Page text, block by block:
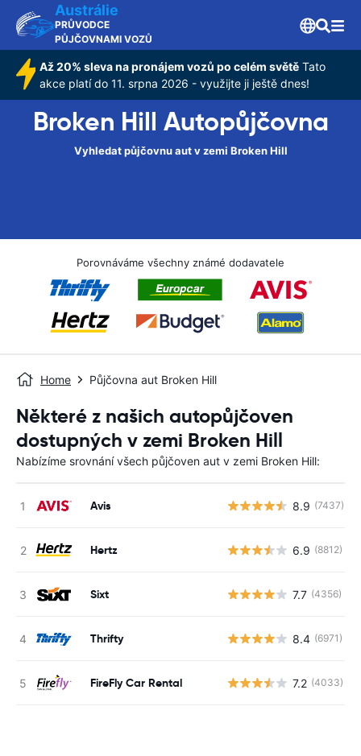
Austrálie
PRŮVODCE
PŮJČOVNAMI VOZŮ
Až 20% sleva na pronájem vozů po celém světě Tato
akce platí do 11. srpna 2026 - využijte ji ještě dnes!
Broken Hill Autopůjčovna
Vyhledat půjčovnu aut v zemi Broken Hill
Porovnáváme všechny známé dodavatele
Home Půjčovna aut Broken Hill
Některé z našich autopůjčoven
dostupných v zemi Broken Hill
Nabízíme srovnání všech půjčoven aut v zemi Broken Hill:
Avis 8.9 (7437)
Hertz 6.9 (8812)
Sixt 7.7 (4356)
Thrifty 8.4 (6971)
FireFly Car Rental 7.2 (4033)